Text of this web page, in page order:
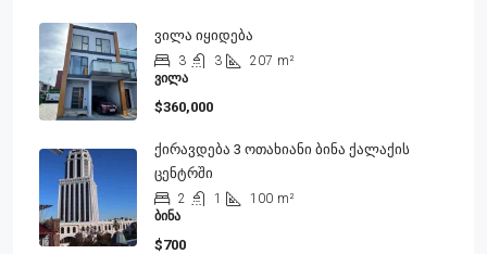
Ვილა Იყიდება
3 3 207 m²
ᲕᲘᲚᲐ
$360,000
Ქირავდება 3 Ოთახიანი Ბინა Ქალაქის
Ცენტრში
2 1 100 m²
ᲑᲘᲜᲐ
$700